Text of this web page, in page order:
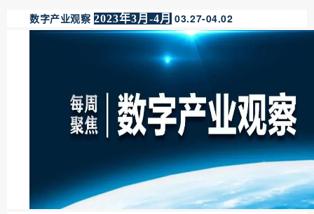
数字产业观察 2023年3月-4月 03.27-04.02